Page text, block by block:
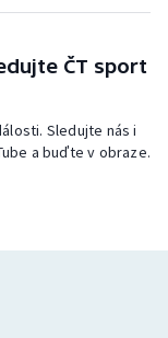
ČT sport
Sledujte nás i
a buďte v obraze.